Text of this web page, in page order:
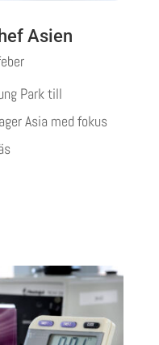
Asien
Park till
Asia med fokus